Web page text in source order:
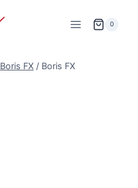
0
Boris FX / Boris FX